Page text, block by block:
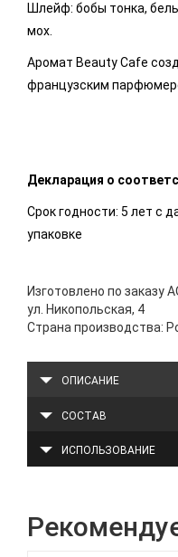
Шлейф: бобы тонка,
мох.
Аромат Beauty Cafe
французским
Декларация о
Срок годности: 5 лет с
упаковке
Изготовлено по заказу
ул. Никопольская, 4
Страна производства:
ОПИСАНИЕ
СОСТАВ
ИСПОЛЬЗОВАНИЕ